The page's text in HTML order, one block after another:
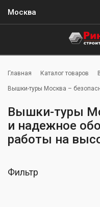
Москва
Главная Каталог товаров
Вышки-туры Москва –
Вышки-туры
и надежное
работы на
Фильтр